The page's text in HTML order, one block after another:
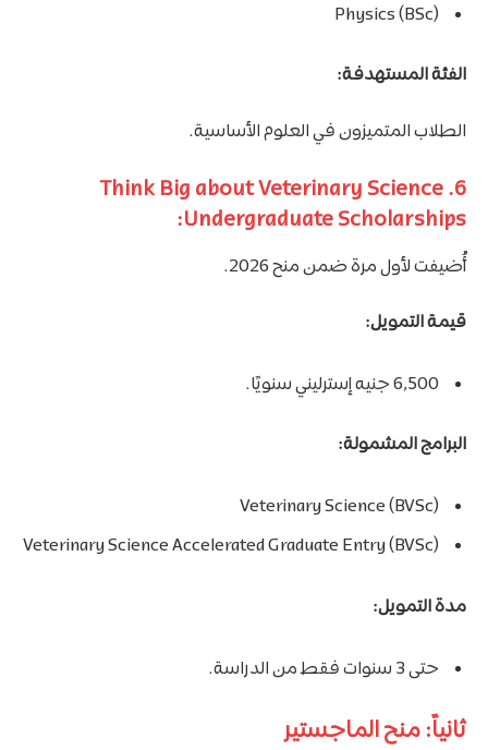
Physics (BSc)
الفئة المستهدفة:
الطلاب المتميزون في العلوم الأساسية.
6. Think Big about Veterinary Science
Undergraduate Scholarships:
أُضيفت لأول مرة ضمن منح 2026.
قيمة التمويل:
6,500 جنيه إسترليني سنويًا.
البرامج المشمولة:
Veterinary Science (BVSc)
Veterinary Science Accelerated Graduate Entry (BVSc)
مدة التمويل:
حتى 3 سنوات فقط من الدراسة.
ثانياً: منح الماجستير